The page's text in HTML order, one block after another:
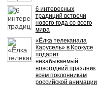
6 интересных
традиций встречи
нового года со всего
мира
«Ёлка телеканала
Карусель» в Крокусе
подарит
незабываемый
новогодний праздник
всем поклонникам
российской анимации